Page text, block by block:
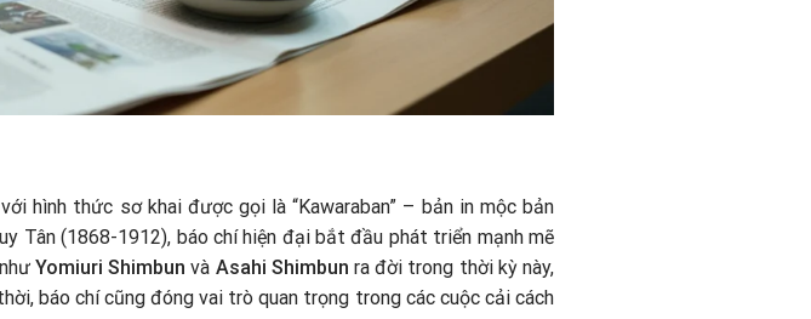
hình thức sơ khai được gọi là “Kawaraban” – bản in mộc bản
Tân (1868-1912), báo chí hiện đại bắt đầu phát triển mạnh mẽ
Yomiuri Shimbun và Asahi Shimbun ra đời trong thời kỳ này,
báo chí cũng đóng vai trò quan trọng trong các cuộc cải cách